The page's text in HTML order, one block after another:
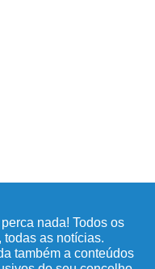
nada! Todos os
todas as notícias.
também a conteúdos